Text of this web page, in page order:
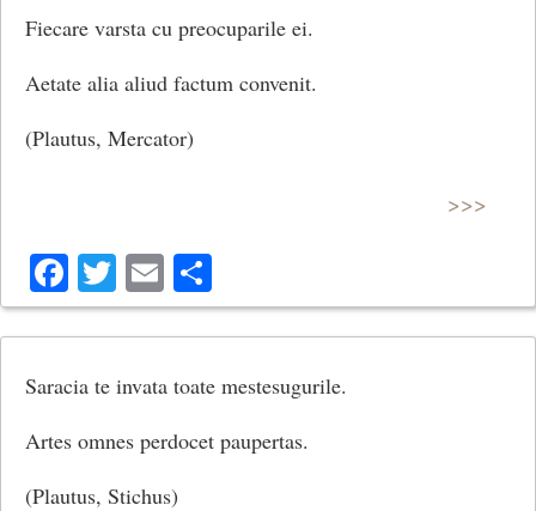
Fiecare varsta cu preocuparile ei.
Aetate alia aliud factum convenit.
(Plautus, Mercator)
>>>
Facebook
Twitter
Email
Saracia te invata toate mestesugurile.
Artes omnes perdocet paupertas.
(Plautus, Stichus)